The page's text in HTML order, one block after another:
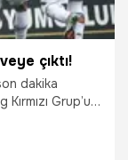
çıktı!
dakika
Grup’un